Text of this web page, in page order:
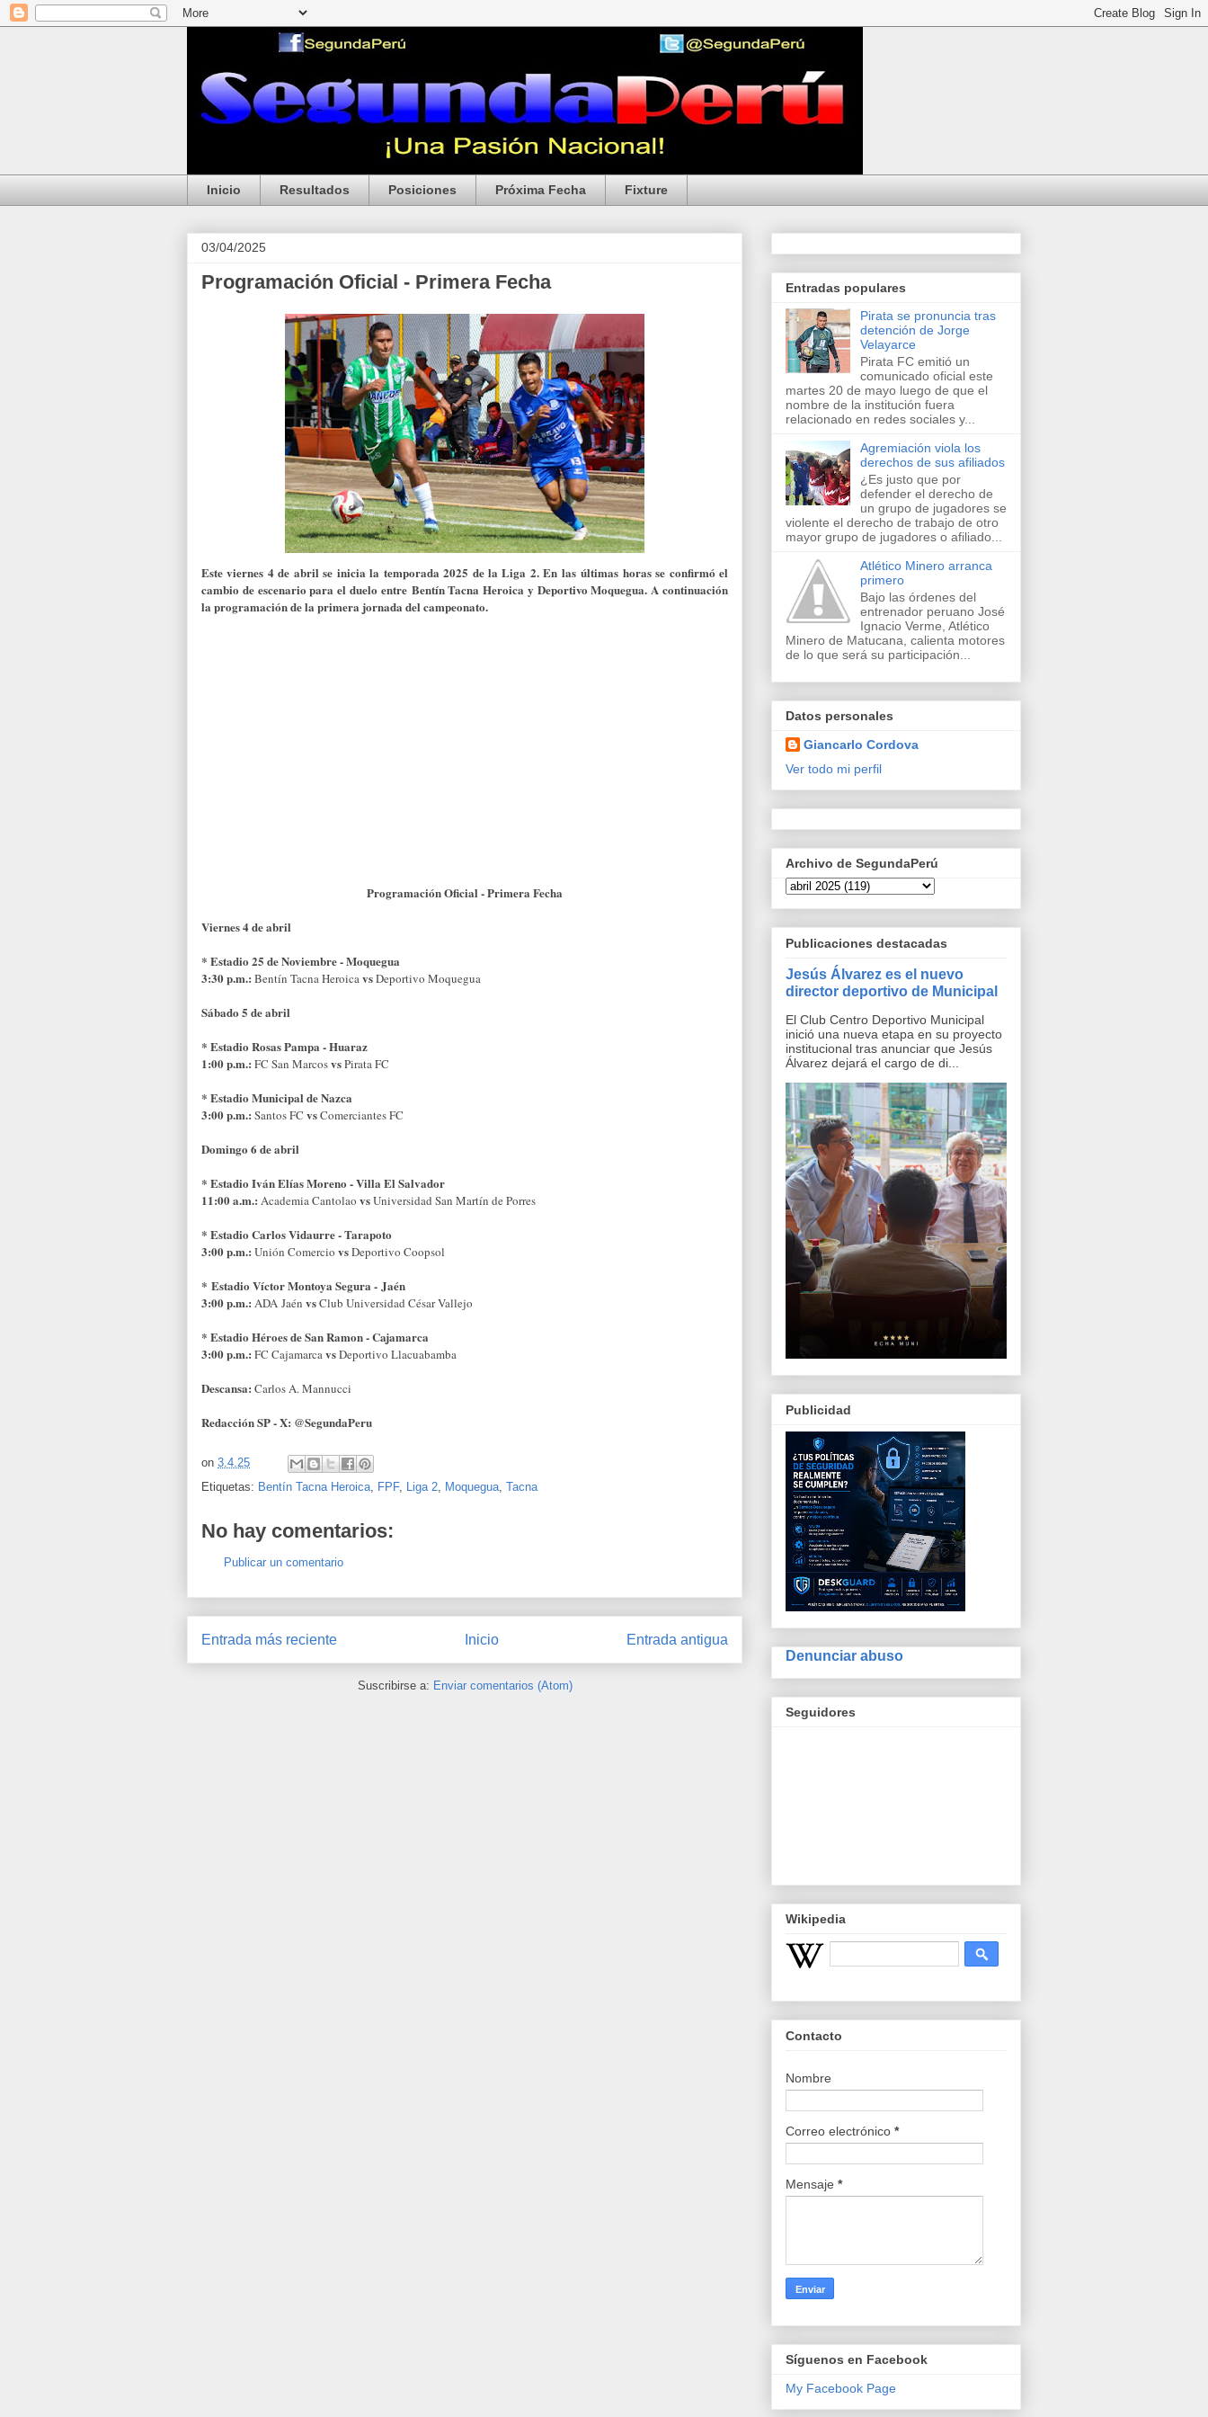
Inicio Resultados Posiciones Próxima Fecha Fixture
03/04/2025
Programación Oficial - Primera Fecha
Este viernes 4 de abril se inicia la temporada 2025 de la Liga 2. En lasúltimas horas se confirmó el
cambio de escenario para el duelo entre Bentín Tacna Heroica y Deportivo Moquegua. A continuación
la programación de la primera jornada del campeonato.
Programación Oficial - Primera Fecha
Viernes 4 de abril
* Estadio 25 de Noviembre - Moquegua
3:30 p.m.: Bentín Tacna HeroicavsDeportivo Moquegua
Sábado 5 de abril
* Estadio Rosas Pampa - Huaraz
1:00 p.m.: FC San MarcosvsPirata FC
* Estadio Municipal de Nazca
3:00 p.m.: Santos FC vsComerciantes FC
Domingo 6 de abril
* Estadio Iván Elías Moreno - Villa El Salvador
11:00 a.m.: Academia Cantolao vsUniversidad San Martín de Porres
* Estadio Carlos Vidaurre - Tarapoto
3:00 p.m.: Unión Comercio vsDeportivo Coopsol
* Estadio Víctor Montoya Segura - Jaén
3:00 p.m.: ADA Jaén vsClub Universidad César Vallejo
* Estadio Héroes de San Ramon - Cajamarca
3:00 p.m.: FC CajamarcavsDeportivo Llacuabamba
Descansa: Carlos A. Mannucci
Redacción SP - X: @SegundaPeru
on 3.4.25
Etiquetas: Bentín Tacna Heroica FPF, Liga 2 Moquegua Tacna
No hay comentarios:
Publicar un comentario
Entrada más reciente Entrada antigua
Inicio
Suscribirse a: Enviar comentarios (Atom)
Entradas populares
Pirata se pronuncia tras
detención de Jorge
Velayarce
Pirata FC emitió un
comunicado oficial este
martes 20 de mayo luego de que el
nombre de la institución fuera
relacionado en redes sociales y...
Agremiación viola los
derechos de sus afiliados
¿Es justo que por
defender el derecho de
un grupo de jugadores se
violente el derecho de trabajo de otro
mayor grupo de jugadores o afiliado...
Atlético Minero arranca
primero
Bajo las órdenes del
entrenador peruano José
Ignacio Verme, Atlético
Minero de Matucana, calienta motores
de lo que será su participación...
Datos personales
Giancarlo Cordova
Ver todo mi perfil
Archivo de SegundaPerú
Publicaciones destacadas
Jesús Álvarez es el nuevo
director deportivo de Municipal
El Club Centro Deportivo Municipal
inició una nueva etapa en su proyecto
institucional tras anunciar que Jesús
Álvarez dejará el cargo de di...
Publicidad
Denunciar abuso
Seguidores
Wikipedia
Contacto
Nombre
Correo electrónico *
Mensaje *
Síguenos en Facebook
My Facebook Page